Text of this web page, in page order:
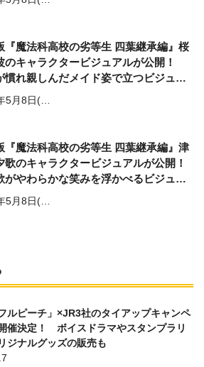
『魔法科高校の劣等生 四葉継承編』桜
のキャラクタービジュアルが公開！
慣れ親しんだメイド姿で立つビジュア
5月8日(…
『魔法科高校の劣等生 四葉継承編』津
歌のキャラクタービジュアルが公開！
やわらかな笑みを浮かべるビジュア
5月8日(…
ルピーチ」×JR3社のタイアップキャンペ
催決定！ ボイスドラマやスタンプラリ
ジナルグッズの販売も